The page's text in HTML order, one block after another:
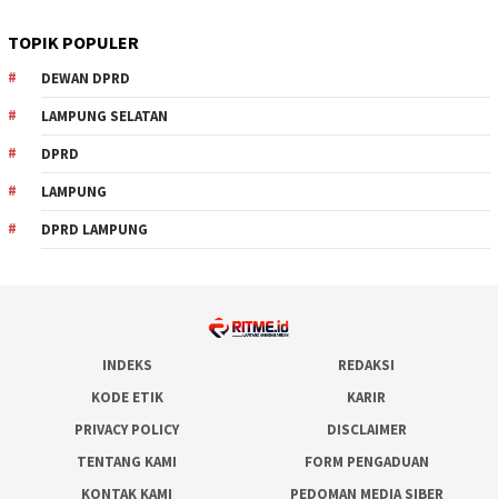
TOPIK POPULER
DEWAN DPRD
LAMPUNG SELATAN
DPRD
LAMPUNG
DPRD LAMPUNG
INDEKS
REDAKSI
KODE ETIK
KARIR
PRIVACY POLICY
DISCLAIMER
TENTANG KAMI
FORM PENGADUAN
KONTAK KAMI
PEDOMAN MEDIA SIBER